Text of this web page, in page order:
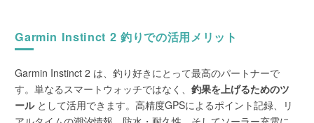
Garmin Instinct 2 釣りでの活用メリット
Garmin Instinct 2 は、釣り好きにとって最高のパートナーで
す。単なるスマートウォッチではなく、釣果を上げるためのツ
ールとして活用できます。高精度GPSによるポイント記録、リ